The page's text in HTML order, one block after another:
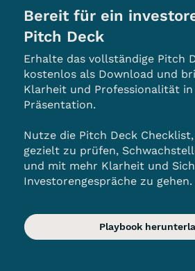
Bereit für ein
Pitch Deck
Erhalte das vollständige Pitch
kostenlos als Download und
Klarheit und Professionalität
Präsentation.
Nutze die Pitch Deck
gezielt zu prüfen,
und mit mehr Klarheit und
Investorengespräche zu gehen.
Playbook